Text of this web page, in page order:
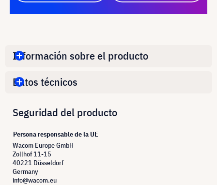
Información sobre el producto
Datos técnicos
Seguridad del producto
Persona responsable de la UE
Wacom Europe GmbH
Zollhof 11-15
40221 Düsseldorf
Germany
info@wacom.eu